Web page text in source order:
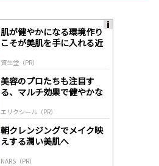
肌が健やかになる環境作り
こそが美肌を手に入れる近
資生堂（PR）
美容のプロたちも注目す
る、マルチ効果で健やかな
エリクシール（PR）
朝クレンジングでメイク映
えする潤い美肌へ
NARS（PR）